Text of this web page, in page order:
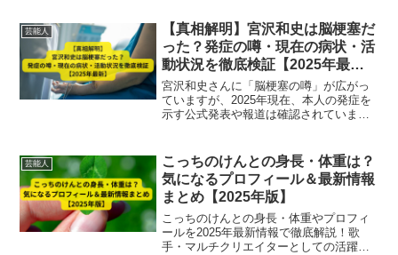
芸能人
【真相解明】宮沢和史は脳梗塞だ
った？発症の噂・現在の病状・活
動状況を徹底検証【2025年最
新】
宮沢和史さんに「脳梗塞の噂」が広がっ
ていますが、2025年現在、本人の発症を
示す公式発表や報道は確認されていませ
芸能人
こっちのけんとの身長・体重は？
気になるプロフィール＆最新情報
まとめ【2025年版】
こっちのけんとの身長・体重やプロフィ
ールを2025年最新情報で徹底解説！歌
手・マルチクリエイターとしての活躍、